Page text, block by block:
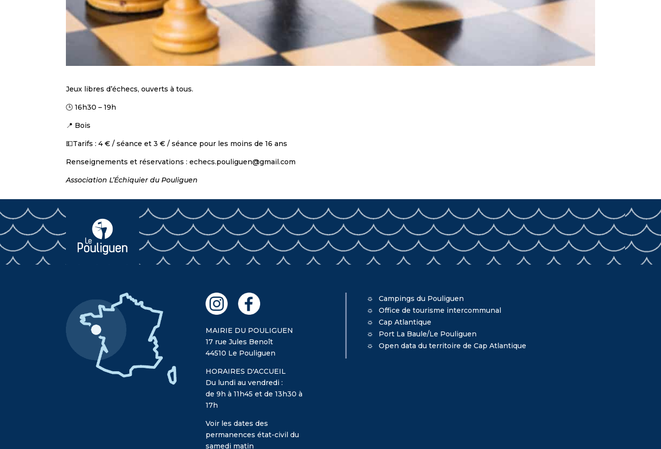
Jeux libres d’échecs, ouverts à tous.
🕒 16h30 – 19h
📍 Bois
💵Tarifs : 4 € / séance et 3 € / séance pour les moins de 16 ans
Renseignements et réservations : echecs.pouliguen@gmail.com
Association L’Échiquier du Pouliguen
MAIRIE DU POULIGUEN
17 rue Jules Benoît
44510 Le Pouliguen
HORAIRES D'ACCUEIL
Du lundi au vendredi :
de 9h à 11h45 et de 13h30 à
17h
Voir les dates des
permanences état-civil du
samedi matin
Campings du Pouliguen
Office de tourisme intercommunal
Cap Atlantique
Port La Baule/Le Pouliguen
Open data du territoire de Cap Atlantique